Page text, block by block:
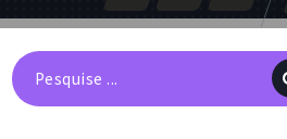
Pesquisa
por: